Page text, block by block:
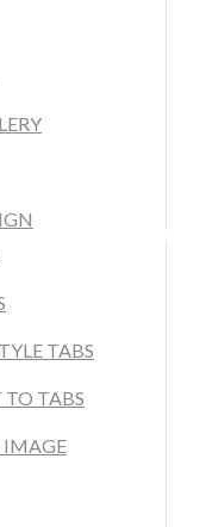
TABS
TO TABS
IMAGE